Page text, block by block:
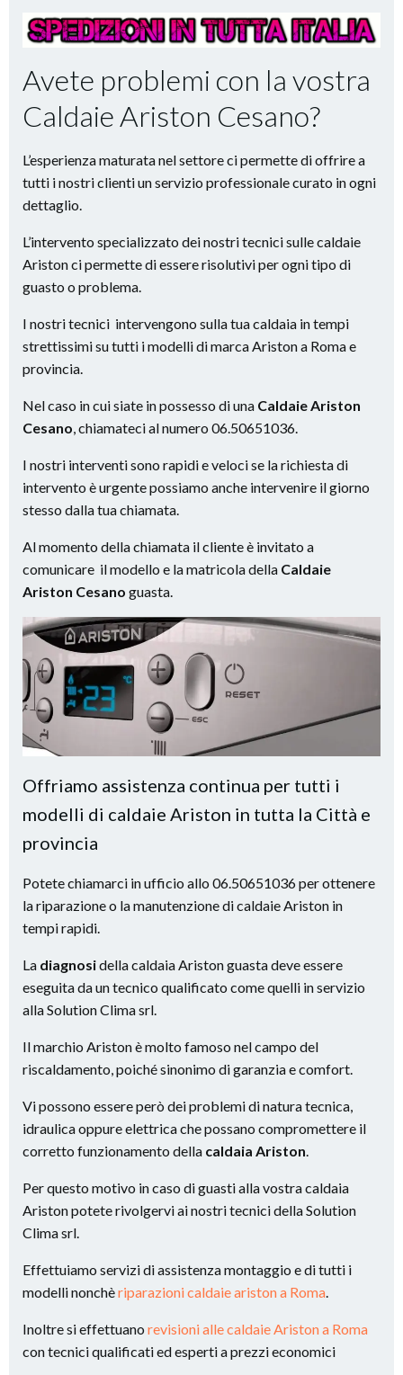
Avete problemi con la vostra
Caldaie Ariston Cesano?
L’esperienza maturata nel settore ci permette di offrire a
tutti i nostri clienti un servizio professionale curato in ogni
dettaglio.
L’intervento specializzato dei nostri tecnici sulle caldaie
Ariston ci permette di essere risolutivi per ogni tipo di
guasto o problema.
I nostri tecnici intervengono sulla tua caldaia in tempi
strettissimi su tutti i modelli di marca Ariston a Roma e
provincia.
Nel caso in cui siate in possesso di una Caldaie Ariston
Cesano , chiamateci al numero 06.50651036.
I nostri interventi sono rapidi e veloci se la richiesta di
intervento è urgente possiamo anche intervenire il giorno
stesso dalla tua chiamata.
Al momento della chiamata il cliente è invitato a
comunicare il modello e la matricola della Caldaie
Ariston Cesano guasta.
Offriamo assistenza continua per tutti i
modelli di caldaie Ariston in tutta la Città e
provincia
Potete chiamarci in ufficio allo 06.50651036 per ottenere
la riparazione o la manutenzione di caldaie Ariston in
tempi rapidi.
La diagnosidella caldaia Ariston guasta deve essere
eseguita da un tecnico qualificato come quelli in servizio
alla Solution Clima srl.
Il marchio Ariston è molto famoso nel campo del
riscaldamento, poiché sinonimo di garanzia e comfort.
Vi possono essere però dei problemi di natura tecnica,
idraulica oppure elettrica che possano compromettere il
corretto funzionamento della caldaia Ariston.
Per questo motivo in caso di guasti alla vostra caldaia
Ariston potete rivolgervi ai nostri tecnici della Solution
Clima srl.
Effettuiamo servizi di assistenza montaggio e di tutti i
modelli nonchèriparazioni caldaie ariston a Roma.
Inoltre si effettuano revisioni alle caldaie Ariston a Roma
con tecnici qualificati ed esperti a prezzi economici